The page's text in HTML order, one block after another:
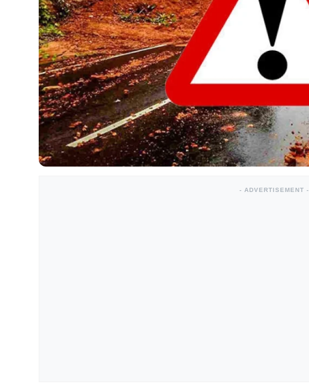
- ADVERTISEMENT -